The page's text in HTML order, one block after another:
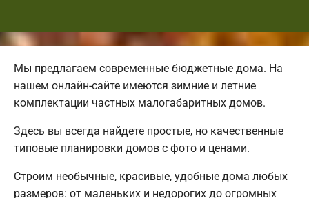
Мы предлагаем современные бюджетные дома. На
нашем онлайн-сайте имеются зимние и летние
комплектации частных малогабаритных домов.
Здесь вы всегда найдете простые, но качественные
типовые планировки домов с фото и ценами.
Строим необычные, красивые, удобные дома любых
размеров: от маленьких и недорогих до огромных